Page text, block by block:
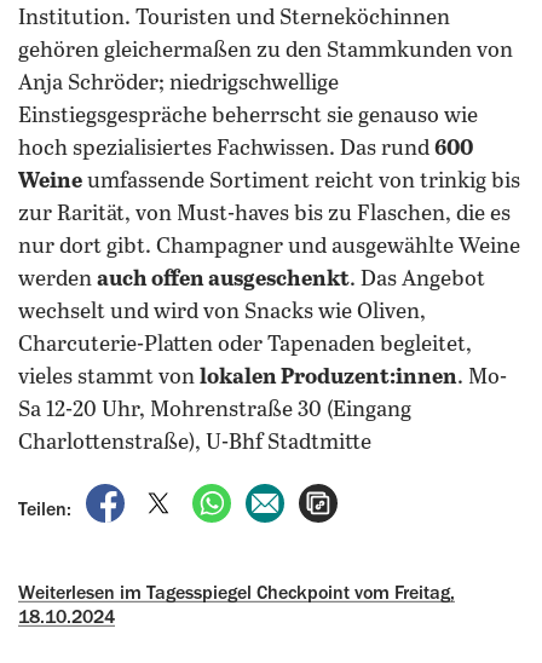
Institution. Touristen und Sterneköchinnen
gehören gleichermaßen zu den Stammkunden von
Anja Schröder; niedrigschwellige
Einstiegsgespräche beherrscht sie genauso wie
hoch spezialisiertes Fachwissen. Das rund 600
Weine umfassende Sortiment reicht von trinkig bis
zur Rarität, von Must-haves bis zu Flaschen, die es
nur dort gibt. Champagner und ausgewählte Weine
werden auch offen ausgeschenkt. Das Angebot
wechselt und wird von Snacks wie Oliven,
Charcuterie-Platten oder Tapenaden begleitet,
vieles stammt von lokalen Produzent:innen. Mo-
Sa 12-20 Uhr, Mohrenstraße 30 (Eingang
Charlottenstraße), U-Bhf Stadtmitte
Teilen:
auf Facebook teilen
auf X teilenper WhatsApp teilen
per E-Mail teilen
Weiterlesen im Tagesspiegel Checkpoint vom Freitag,
18.10.2024